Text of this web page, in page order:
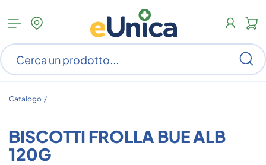
Apri
menu
categorie
Catalogo /
BISCOTTI FROLLA BUE ALB
120G